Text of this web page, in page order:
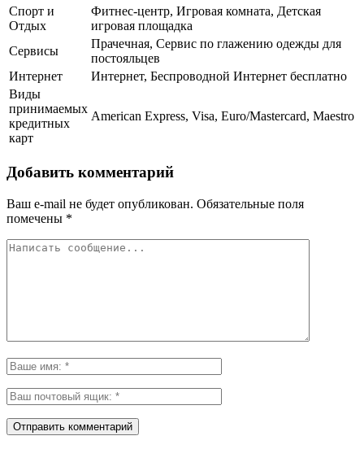
Спорт и
Отдых
Фитнес-центр, Игровая комната, Детская
игровая площадка
Сервисы
Прачечная, Сервис по глажению одежды для
постояльцев
Интернет
Интернет, Беспроводной Интернет бесплатно
Виды
принимаемых
кредитных
карт
American Express, Visa, Euro/Mastercard, Maestro
Добавить комментарий
Ваш e-mail не будет опубликован. Обязательные поля
помечены *